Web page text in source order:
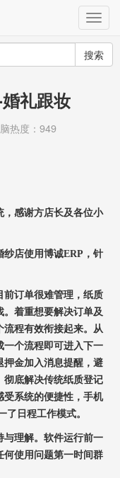
搜索
礼跟妆
热度：949
，感谢方店长及各位小
店使用博诚ERP，针
前订单很难管理，纸质
着重想要解决订单及
程有效衔接起来。从
一个流程即可进入下一
押金加入消息提醒，避
彻底解决传统纸质登记
受系统的便捷性，手机
日程工作模式。
与理解。软件运行前一
何使用问题第一时间群